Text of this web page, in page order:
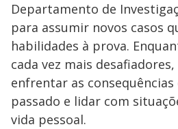
Departamento de
para assumir novos casos
habilidades à prova.
cada vez mais
enfrentar as consequências
passado e lidar com
vida pessoal.